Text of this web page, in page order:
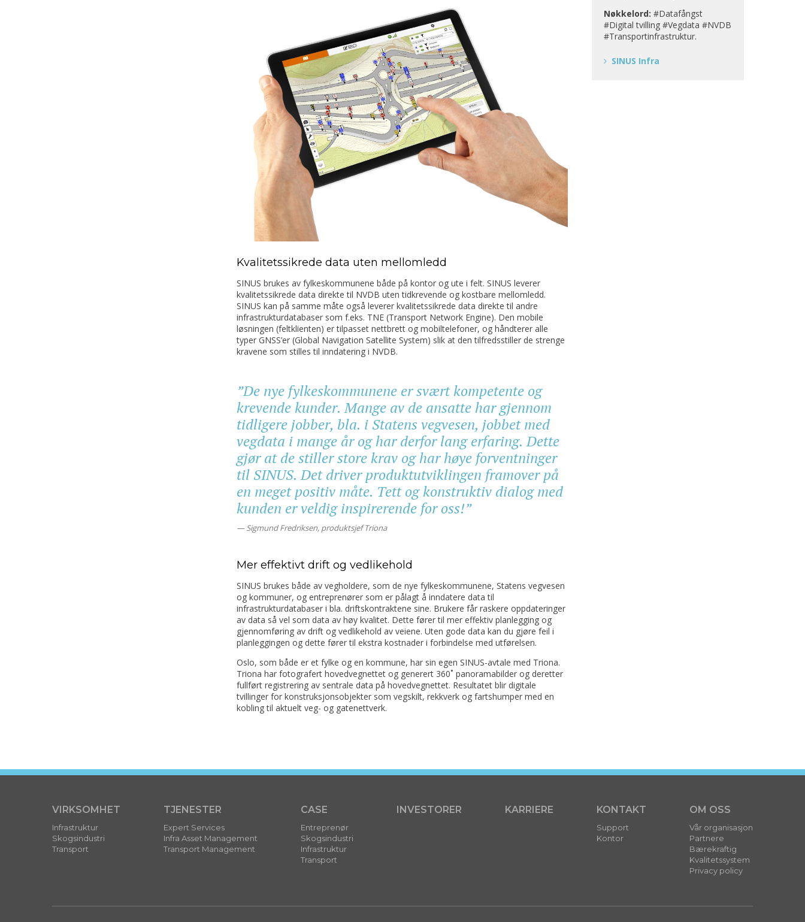
Kvalitetssikrede data uten mellomledd
SINUS brukes av fylkeskommunene både på kontor og ute i felt. SINUS leverer
kvalitetssikrede data direkte til NVDB uten tidkrevende og kostbare mellomledd.
SINUS kan på samme måte også leverer kvalitetssikrede data direkte til andre
infrastrukturdatabaser som f.eks. TNE (Transport Network Engine). Den mobile
løsningen (feltklienten) er tilpasset nettbrett og mobiltelefoner, og håndterer alle
typer GNSS’er (Global Navigation Satellite System) slik at den tilfredsstiller de strenge
kravene som stilles til inndatering i NVDB.
”De nye fylkeskommunene er svært kompetente og
krevende kunder. Mange av de ansatte har gjennom
tidligere jobber, bla. i Statens vegvesen, jobbet med
vegdata i mange år og har derfor lang erfaring. Dette
gjør at de stiller store krav og har høye forventninger
til SINUS. Det driver produktutviklingen framover på
en meget positiv måte. Tett og konstruktiv dialog med
kunden er veldig inspirerende for oss!”
Sigmund Fredriksen, produktsjef Triona
Mer effektivt drift og vedlikehold
SINUS brukes både av vegholdere, som de nye fylkeskommunene, Statens vegvesen
og kommuner, og entreprenører som er pålagt å inndatere data til
infrastrukturdatabaser i bla. driftskontraktene sine. Brukere får raskere oppdateringer
av data så vel som data av høy kvalitet. Dette fører til mer effektiv planlegging og
gjennomføring av drift og vedlikehold av veiene. Uten gode data kan du gjøre feil i
planleggingen og dette fører til ekstra kostnader i forbindelse med utførelsen.
Oslo, som både er et fylke og en kommune, har sin egen SINUS-avtale med Triona.
Triona har fotografert hovedvegnettet og generert 360˚ panoramabilder og deretter
fullført registrering av sentrale data på hovedvegnettet. Resultatet blir digitale
tvillinger for konstruksjonsobjekter som vegskilt, rekkverk og fartshumper med en
kobling til aktuelt veg- og gatenettverk.
Nøkkelord: #Datafångst
#Digital tvilling #Vegdata #NVDB
#Transportinfrastruktur.
SINUS Infra
VIRKSOMHET
Infrastruktur
Skogsindustri
Transport
TJENESTER
Expert Services
Infra Asset Management
Transport Management
CASE
Entreprenør
Skogsindustri
Infrastruktur
Transport
INVESTORER KARRIERE KONTAKT
Support
Kontor
OM OSS
Vår organisasjon
Partnere
Bærekraftig
Kvalitetssystem
Privacy policy